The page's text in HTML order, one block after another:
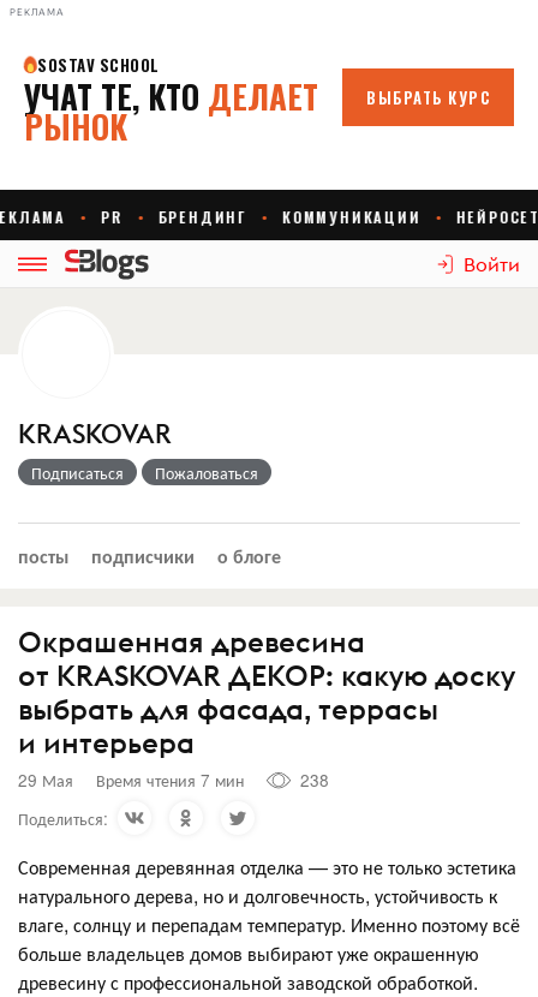
РЕКЛАМА
Войти
KRASKOVAR
Подписаться Пожаловаться
посты подписчики о блоге
Окрашенная древесина
от KRASKOVAR ДЕКОР: какую доску
выбрать для фасада, террасы
и интерьера
29 Мая Время чтения 7 мин
238
Поделиться:
Современная деревянная отделка — это не только эстетика
натурального дерева, но и долговечность, устойчивость к
влаге, солнцу и перепадам температур. Именно поэтому всё
больше владельцев домов выбирают уже окрашенную
древесину с профессиональной заводской обработкой.